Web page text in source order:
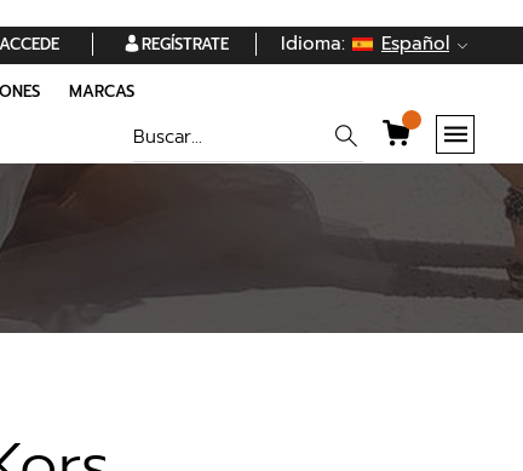
ACCEDE REGÍSTRATE Idioma: Español
MARCAS